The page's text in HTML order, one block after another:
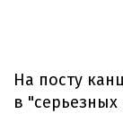
На посту
в